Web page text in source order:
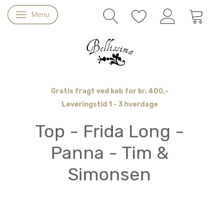
Skifte navigation
Menu
Gratis fragt ved køb for kr. 400,-
Leveringstid 1 - 3 hverdage
Top - Frida Long -
Panna - Tim &
Simonsen